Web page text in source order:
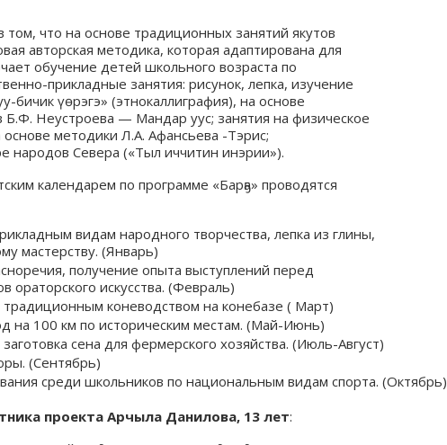
том, что на основе традиционных занятий якутов
авторская методика, которая адаптирована для
обучение детей школьного возраста по
прикладные занятия: рисунок, лепка, изучение
бичик үөрэгэ» (этнокаллиграфия), на основе
Неустроева — Мандар уус; занятия на физическое
методики Л.А. Афансьева -Тэрис;
народов Севера («Тыл иччитин инэрии»).
календарем по программе «Барҕа» проводятся
видам народного творчества, лепка из глины,
мастерству. (Январь)
получение опыта выступлений перед
ораторского искусства. (Февраль)
коневодством на конебазе ( Март)
на 100 км по историческим местам. (Май-Июнь)
сена для фермерского хозяйства. (Июль-Август)
(Сентябрь)
среди школьников по национальным видам спорта. (Октябрь)
проекта Арчыла Данилова, 13 лет: